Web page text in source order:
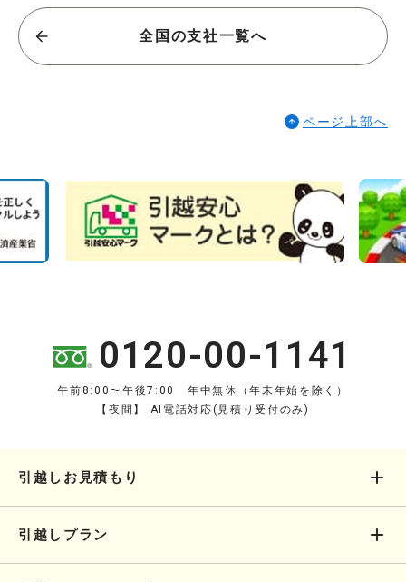
全国の支社一覧へ
ページ上部へ
0120-00-1141
午前8:00〜午後7:00 年中無休（年末年始を除く）
【夜間】 AI電話対応(見積り受付のみ)
引越しお見積もり
引越しプラン